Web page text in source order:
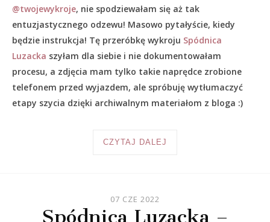
@twojewykroje, nie spodziewałam się aż tak
entuzjastycznego odzewu! Masowo pytałyście, kiedy
będzie instrukcja! Tę przeróbkę wykroju Spódnica
Luzacka szyłam dla siebie i nie dokumentowałam
procesu, a zdjęcia mam tylko takie naprędce zrobione
telefonem przed wyjazdem, ale spróbuję wytłumaczyć
etapy szycia dzięki archiwalnym materiałom z bloga :)
CZYTAJ DALEJ
07 CZE 2022
Spódnica Luzacka –